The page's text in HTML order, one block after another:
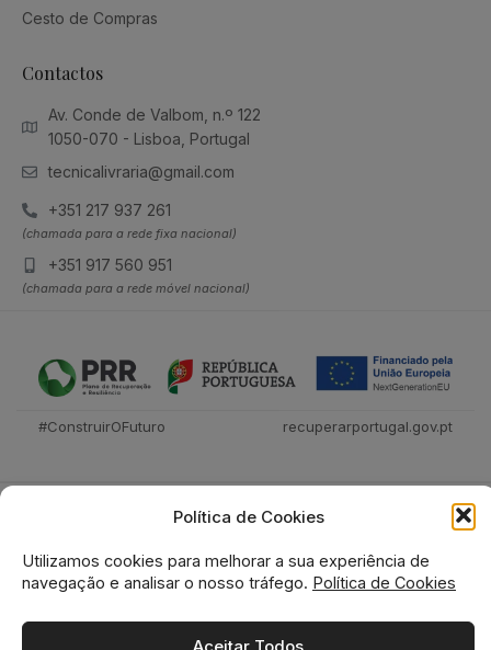
Política de Cookies
Utilizamos cookies para melhorar a sua experiência de
navegação e analisar o nosso tráfego. Política de Cookies
Aceitar Todos
Cesto de Compras
Contactos
Av. Conde de Valbom, n.º 122
1050-070 - Lisboa, Portugal
tecnicalivraria@gmail.com
+351 217 937 261
(chamada para a rede fixa nacional)
+351 917 560 951
(chamada para a rede móvel nacional)
#ConstruirOFuturo recuperarportugal.gov.pt